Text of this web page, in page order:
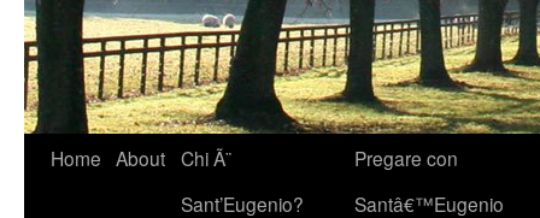
Home About Chi Ã¨
Sant’Eugenio?
Pregare con
Santâ€™Eugenio